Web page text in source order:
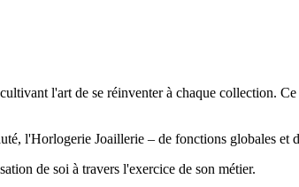
l'art de se réinventer à chaque collection.
l'Horlogerie Joaillerie – de fonctions globales et
de soi à travers l'exercice de son métier.